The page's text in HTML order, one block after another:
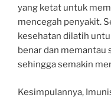
yang ketat untuk
mencegah penyakit.
kesehatan dilatih
benar dan memantau
sehingga semakin
Kesimpulannya,